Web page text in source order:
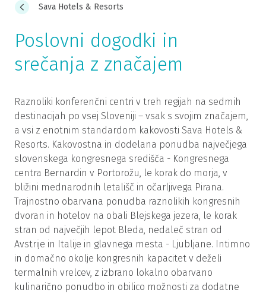
Sava Hotels & Resorts
Poslovni dogodki in
srečanja z značajem
Raznoliki konferenčni centri v treh regijah na sedmih
destinacijah po vsej Sloveniji – vsak s svojim značajem,
a vsi z enotnim standardom kakovosti Sava Hotels &
Resorts. Kakovostna in dodelana ponudba največjega
slovenskega kongresnega središča - Kongresnega
centra Bernardin v Portorožu, le korak do morja, v
bližini mednarodnih letališč in očarljivega Pirana.
Trajnostno obarvana ponudba raznolikih kongresnih
dvoran in hotelov na obali Blejskega jezera, le korak
stran od največjih lepot Bleda, nedaleč stran od
Avstrije in Italije in glavnega mesta - Ljubljane. Intimno
in domačno okolje kongresnih kapacitet v deželi
termalnih vrelcev, z izbrano lokalno obarvano
kulinarično ponudbo in obilico možnosti za dodatne